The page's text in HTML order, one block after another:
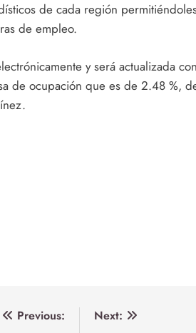
de cada región
de empleo.
y será actualizada
de ocupación que es de 2.48 %,
Previous:
Next: